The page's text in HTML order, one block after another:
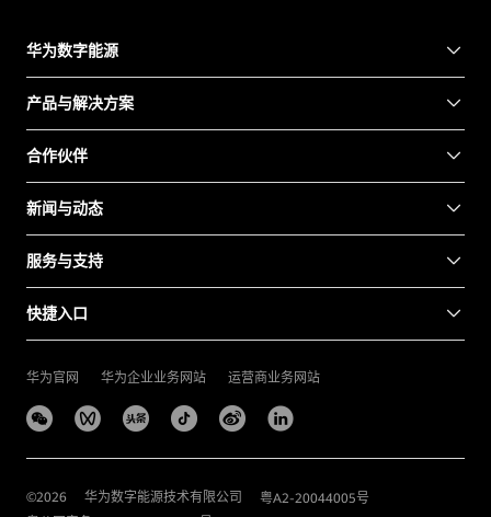
华为数字能源
产品与解决方案
合作伙伴
新闻与动态
服务与支持
快捷入口
华为官网 华为企业业务网站 运营商业务网站
©2026 华为数字能源技术有限公司
粤A2-20044005号